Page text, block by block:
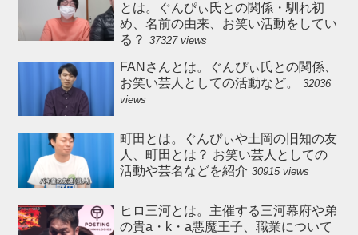
とは。ぐんぴぃ氏との関係・馴れ初
め、名前の由来、お笑い活動をしてい
る？ 37327 views
FANさんとは。ぐんぴぃ氏との関係、
お笑い芸人としての活動など。
32036
views
町田とは。ぐんぴぃや土岡の旧知の友
人、町田とは？ お笑い芸人としての
活動や芸名などを紹介 30915 views
ヒロ三河とは。主催する三河幕府や弟
の貴a・k・a悪魔王子、職業について